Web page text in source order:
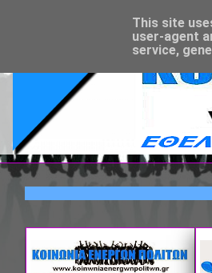
This site
user-agent
service,